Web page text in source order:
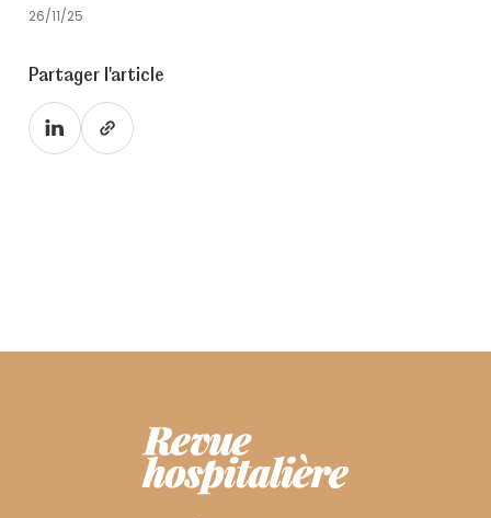
26/11/25
Partager l'article